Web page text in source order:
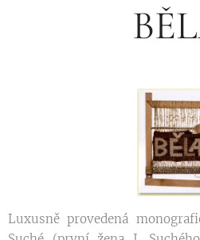
Luxusně provedená